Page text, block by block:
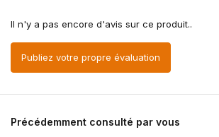
Il n'y a pas encore d'avis sur ce produit..
Publiez votre propre évaluation
Précédemment consulté par vous